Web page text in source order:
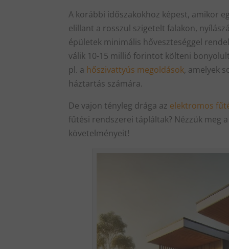
A korábbi időszakokhoz képest, amikor
elillant a rosszul szigetelt falakon,
épületek minimális hőveszteséggel
válik 10-15 millió forintot költeni
pl. a hőszivattyús megoldások, amelyek
háztartás számára.
De vajon tényleg drága az elektromos
fűtési rendszerei tápláltak? Nézzük meg
követelményeit!